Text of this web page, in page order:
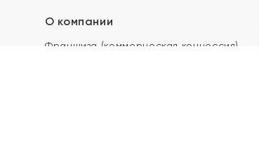
О компании
Франшиза (коммерческая концессия)